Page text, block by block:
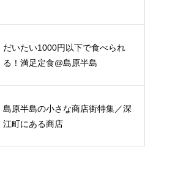
だいたい1000円以下で食べられ
る！満足定食@島原半島
島原半島の小さな商店街特集／深
江町にある商店